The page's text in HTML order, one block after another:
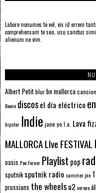
Labore nonumes te vel, vis id errem
comprehensam te sea, usu sanctus
alienum ne vim.
Albert Petitblurbn mallorca
Bowie discosel día eléctrico
hipster Indie jane yo l.a. Lava
MALLORCA LIve FESTIVAL
oasis Pau Forner Playlist pop
sputnik sputnik radio summer pie
prussians the wheelsu2 verano